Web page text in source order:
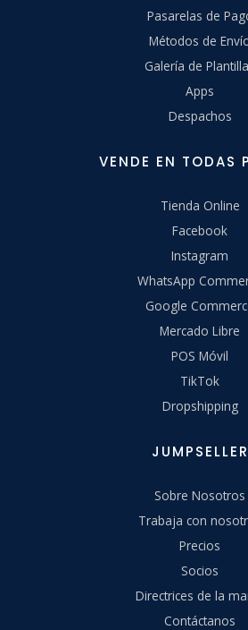
Pasarelas de
Métodos de
Galería de
Apps
Despachos
VENDE EN TODAS
Tienda Online
Facebook
Instagram
WhatsApp
Google
Mercado Libre
POS Móvil
TikTok
Dropshipping
JUMPSELLER
Sobre Nosotros
Trabaja con
Precios
Socios
Directrices de la
Contáctanos